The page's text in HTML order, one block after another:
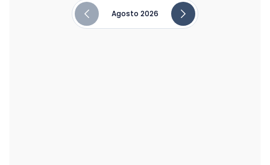
Agosto 2026